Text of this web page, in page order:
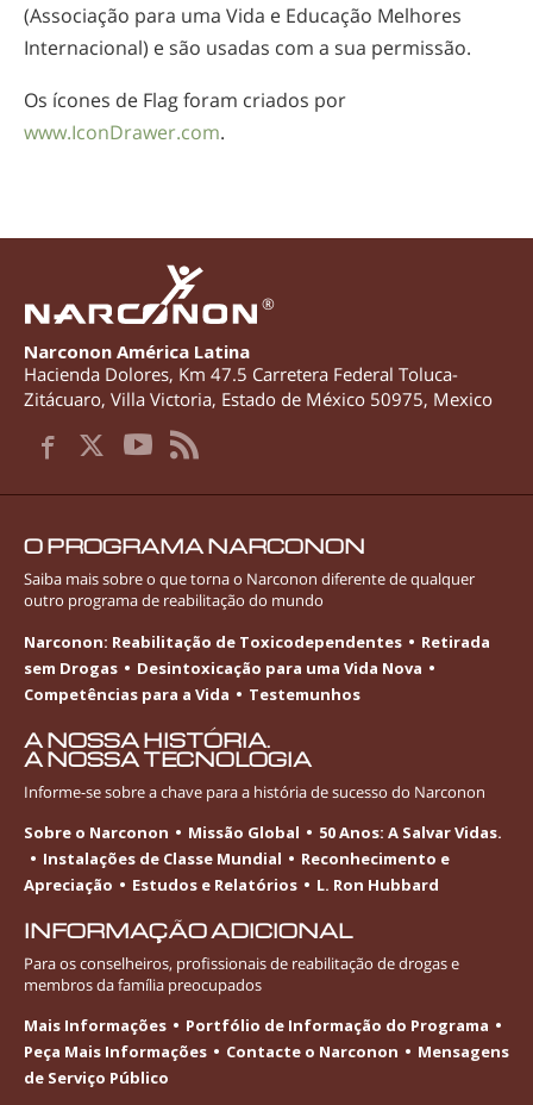
(Associação para uma Vida e Educação Melhores
Internacional) e são usadas com a sua permissão.
Os ícones de Flag foram criados por
www.IconDrawer.com.
®
Narconon América Latina
Hacienda Dolores, Km 47.5 Carretera Federal Toluca-
Zitácuaro, Villa Victoria, Estado de México 50975, Mexico
O PROGRAMA NARCONON
Saiba mais sobre o que torna o Narconon diferente de qualquer
outro programa de reabilitação do mundo
Narconon: Reabilitação de Toxicodependentes
Retirada
sem Drogas
Desintoxicação para uma Vida Nova
Competências para a Vida
Testemunhos
A NOSSA HISTÓRIA.
A NOSSA TECNOLOGIA
Informe-sesobre a chave para a história de sucesso do Narconon
Sobre o Narconon
Missão Global
50 Anos: A Salvar Vidas.
Instalações de Classe Mundial
Reconhecimento e
Apreciação
Estudos e Relatórios L. Ron Hubbard
INFORMAÇÃO ADICIONAL
Para os conselheiros, profissionais de reabilitação de drogas e
membros da família preocupados
Mais Informações
Portfólio de Informação do Programa
Peça Mais Informações
Contacte o Narconon
Mensagens
de Serviço Público